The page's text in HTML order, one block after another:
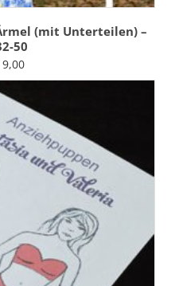
(mit Unterteilen) –
50